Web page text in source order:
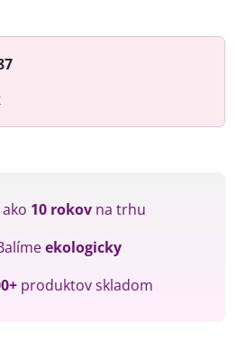
10 rokov na trhu
ekologicky
produktov skladom